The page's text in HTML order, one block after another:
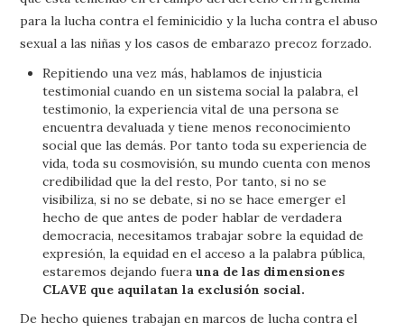
para la lucha contra el feminicidio y la lucha contra el abuso
sexual a las niñas y los casos de embarazo precoz forzado.
Repitiendo una vez más, hablamos de injusticia
testimonial cuando en un sistema social la palabra, el
testimonio, la experiencia vital de una persona se
encuentra devaluada y tiene menos reconocimiento
social que las demás. Por tanto toda su experiencia de
vida, toda su cosmovisión, su mundo cuenta con menos
credibilidad que la del resto, Por tanto, si no se
visibiliza, si no se debate, si no se hace emerger el
hecho de que antes de poder hablar de verdadera
democracia, necesitamos trabajar sobre la equidad de
expresión, la equidad en el acceso a la palabra pública,
estaremos dejando fuera una de las dimensiones
CLAVE que aquilatan la exclusión social.
De hecho quienes trabajan en marcos de lucha contra el